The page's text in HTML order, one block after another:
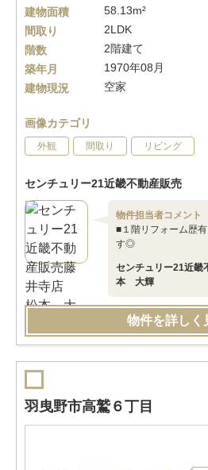
建物面積
58.13m²
間取り
2LDK
階数
2階建て
築年月
1970年08月
建物現況
空家
画像カテゴリ
外観 間取り リビング
センチュリー21近畿不動産販売
物件担当者コメント
■１階リフォーム歴
す◎
センチュリー21近
本 大輝
物件を詳しく
羽曳野市高鷲６丁目